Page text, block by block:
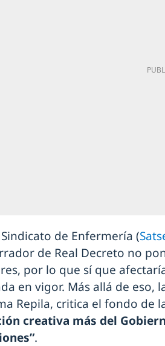
de Enfermería (
de Real Decreto no
por lo que sí que
en vigor. Más allá de eso,
Repila, critica el fondo de
creativa más del
.